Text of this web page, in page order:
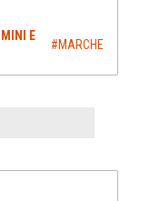
E
#MARCHE